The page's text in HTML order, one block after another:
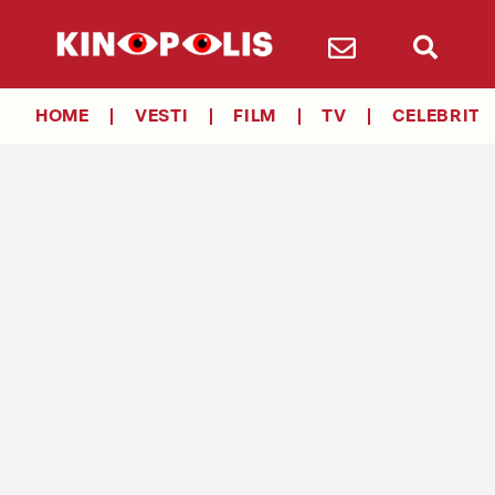
HOME VESTI FILM TV CELEBRITY